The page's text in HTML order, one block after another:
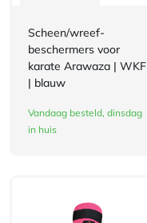
Scheen/wreef-
beschermers voor
karate Arawaza | WKF
| blauw
Vandaag besteld, dinsdag
in huis